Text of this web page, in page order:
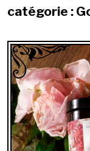
catégorie :